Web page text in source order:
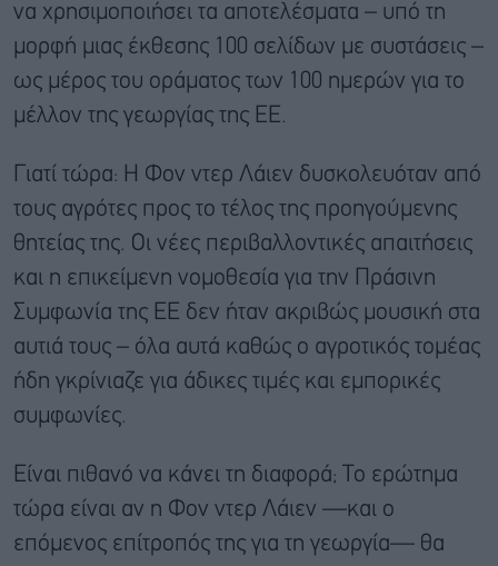
να χρησιμοποιήσει τα αποτελέσματα – υπό τη
μορφή μιας έκθεσης 100 σελίδων με συστάσεις –
ως μέρος του οράματος των 100 ημερών για το
μέλλον της γεωργίας της ΕΕ.
Γιατί τώρα: Η Φον ντερ Λάιεν δυσκολευόταν από
τους αγρότες προς το τέλος της προηγούμενης
θητείας της. Οι νέες περιβαλλοντικές απαιτήσεις
και η επικείμενη νομοθεσία για την Πράσινη
Συμφωνία της ΕΕ δεν ήταν ακριβώς μουσική στα
αυτιά τους – όλα αυτά καθώς ο αγροτικός τομέας
ήδη γκρίνιαζε για άδικες τιμές και εμπορικές
συμφωνίες.
Είναι πιθανό να κάνει τη διαφορά; Το ερώτημα
τώρα είναι αν η Φον ντερ Λάιεν —και ο
επόμενος επίτροπός της για τη γεωργία— θα